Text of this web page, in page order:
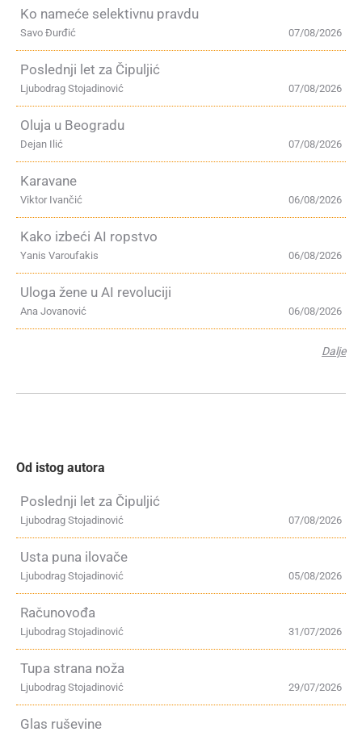
Ko nameće selektivnu pravdu
07/08/2026
Savo Đurđić
Poslednji let za Čipuljić
07/08/2026
Ljubodrag Stojadinović
Oluja u Beogradu
07/08/2026
Dejan Ilić
Karavane
06/08/2026
Viktor Ivančić
Kako izbeći AI ropstvo
06/08/2026
Yanis Varoufakis
Uloga žene u AI revoluciji
06/08/2026
Ana Jovanović
Dalje
Od istog autora
Poslednji let za Čipuljić
07/08/2026
Ljubodrag Stojadinović
Usta puna ilovače
05/08/2026
Ljubodrag Stojadinović
Računovođa
31/07/2026
Ljubodrag Stojadinović
Tupa strana noža
29/07/2026
Ljubodrag Stojadinović
Glas ruševine